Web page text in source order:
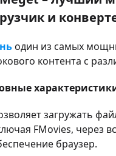
и
один из самых
контента с
загружать
FMovies, через
браузер.